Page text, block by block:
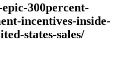
300percent-
incentives-inside-
states-sales/